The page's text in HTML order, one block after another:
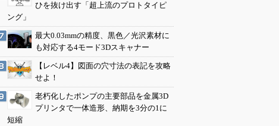
ひを抜け出す「超上流のプロトタイピ
ング」
最大0.03mmの精度、黒色／光沢素材に
も対応する4モード3Dスキャナー
【レベル4】図面の穴寸法の表記を攻略
せよ！
老朽化したポンプの主要部品を金属3D
プリンタで一体造形、納期を3分の1に
短縮